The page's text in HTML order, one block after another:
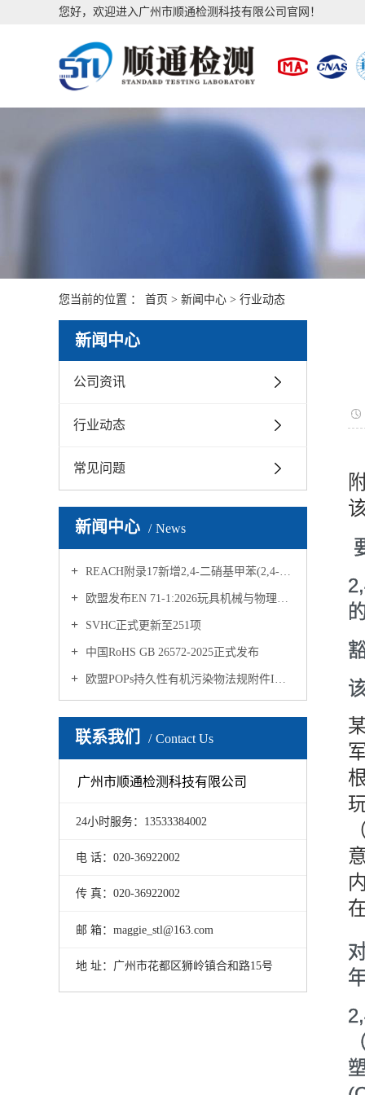
您好，欢迎进入广州市顺通检测科技有限公司官网！
您当前的位置 ： 首页 > 新闻中心 > 行业动态
新闻中心
公司资讯
行业动态
常见问题
新闻中心 News
REACH附录17新增2,4-二硝基甲苯(2,4-DNT)限制要求
欧盟发布EN 71-1:2026玩具机械与物理性能安全新要求
SVHC正式更新至251项
中国RoHS GB 26572-2025正式发布
欧盟POPs持久性有机污染物法规附件I中新增UV-328限制要求
联系我们 Contact Us
广州市顺通检测科技有限公司
24小时服务：13533384002
电 话：020-36922002
传 真：020-36922002
邮 箱：maggie_stl@163.com
地 址：广州市花都区狮岭镇合和路15号